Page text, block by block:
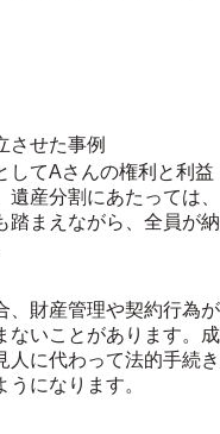
させた事例
してAさんの権利と利益
産分割にあたっては、
踏まえながら、全員が納
、財産管理や契約行為が
ないことがあります。成
人に代わって法的手続き
になります。